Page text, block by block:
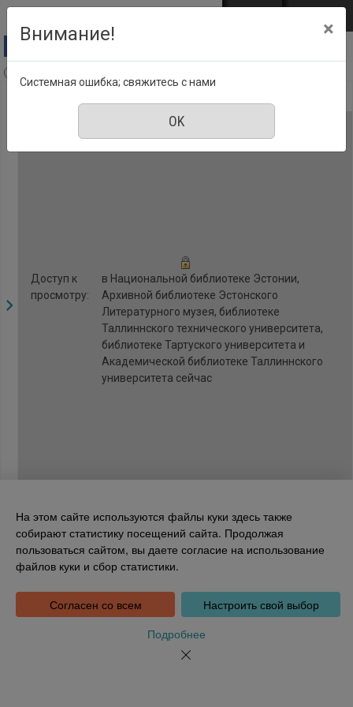
Перейти к основному содержанию
Доступ к
просмотру:
в Национальной библиотеке Эстонии,
Архивной библиотеке Эстонского
Литературного музея, библиотеке
Таллиннского технического университета,
библиотеке Тартуского университета и
Академической библиотеке Таллиннского
университета сейчас
Национальная библиотека Эстонии
Tõnismägi 2, 15189 Tallinn
dea@rara.ee
Введение
Информация о файлах куки
Настроить свой выбор
Согласен со всем
Подробнее
На этом сайте используются файлы куки здесь также
собирают статистику посещений сайта. Продолжая
пользоваться сайтом, вы даете согласие на использование
файлов куки и сбор статистики.
Внимание! ×
Системная ошибка; свяжитесь с нами